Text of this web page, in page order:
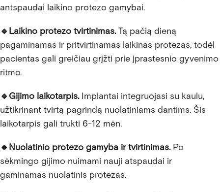
antspaudai laikino protezo gamybai.
🔹Laikino protezo tvirtinimas.Tą pačią dieną
pagaminamas ir pritvirtinamas laikinas protezas, todėl
pacientas gali greičiau grįžti prie įprastesnio gyvenimo
ritmo.
🔹Gijimo laikotarpis.Implantai integruojasi su kaulu,
užtikrinant tvirtą pagrindą nuolatiniams dantims. Šis
laikotarpis gali trukti 6-12 mėn.
🔹Nuolatinio protezo gamyba ir tvirtinimas.Po
sėkmingo gijimo nuimami nauji atspaudai ir
gaminamas nuolatinis protezas.